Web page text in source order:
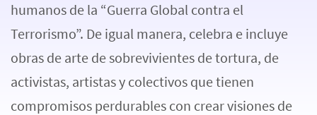
humanos de la “Guerra Global contra el
Terrorismo”. De igual manera, celebra e incluye
obras de arte de sobrevivientes de tortura, de
activistas, artistas y colectivos que tienen
compromisos perdurables con crear visiones de